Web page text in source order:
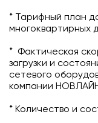
* Тарифный план
многоквартирных
* Фактическая
загрузки и
сетевого
компании
* Количество и